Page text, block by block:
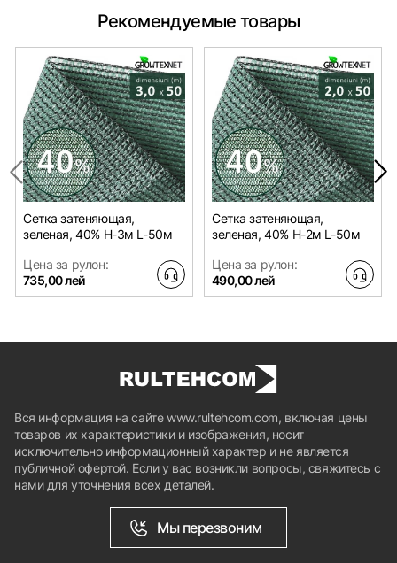
Рекомендуемые товары
Сетка затеняющая,
зеленая, 40% H-3м L-50м
Цена за рулон:
735,00 лей
Сетка затеняющая,
зеленая, 40% H-2м L-50м
Цена за рулон:
490,00 лей
Вся информация на сайте www.rultehcom.com, включая цены
товаров их характеристики и изображения, носит
исключительно информационный характер и не является
публичной офертой. Если у вас возникли вопросы, свяжитесь с
нами для уточнения всех деталей.
Мы перезвоним